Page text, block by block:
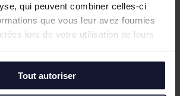
qui peuvent combiner celles-ci
que vous leur avez fournies
lors de votre utilisation de leurs
Tout autoriser
annuelle du Club de
: retour sur le bilan du
tertiaire dans la Métropole
Toutes les actualités